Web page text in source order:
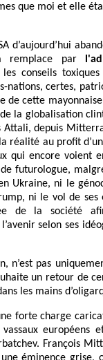
que moi et elle
d’aujourd’hui
remplace par
conseils
nations, certes,
de cette
la globalisation
Attali, depuis
réalité au profit
qui encore voient
futurologue,
Ukraine, ni le
ni le vol de
de la société
selon ses
n’est pas
un retour de
les mains
forte charge
européens
François